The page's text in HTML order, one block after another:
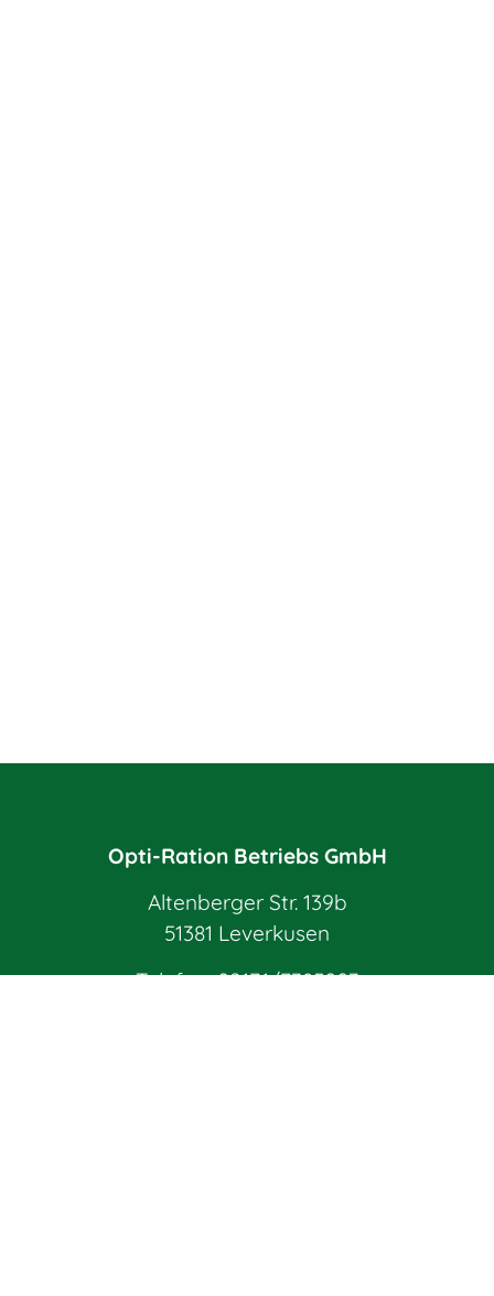
Opti-Ration Betriebs GmbH
Altenberger Str. 139b
51381 Leverkusen
Telefon:02171/7385003